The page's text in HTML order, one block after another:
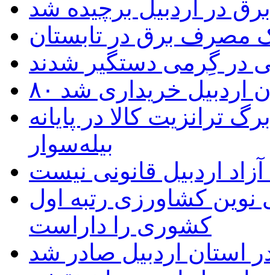
مصرف برق در تابستان
در گِرمی دستگیر شدند
اردبیل خریداری شد
کالا در پایانه
بیله‌سوار
اردبیل قانونی نیست
نوین کشاورزی رتبه اول
کشوری را داراست
استان اردبیل صادر شد